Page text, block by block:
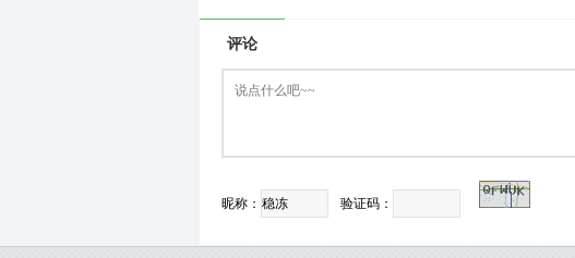
评论
昵称： 验证码：